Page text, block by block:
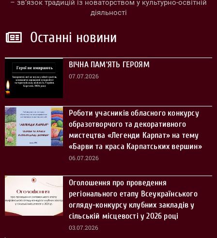
– зв’язок традицій із новаторством у культурно-освітній
діяльності
Останні новини
ВІЧНА ПАМ’ЯТЬ ГЕРОЯМ
07.07.2026
Роботи учасників обласного конкурсу
образотворчого та декоративного
мистецтва «Легенди Карпат» на тему
«Барви та краса Карпатських вершин»
06.07.2026
Оголошення про проведення
регіонального етапу Всеукраїнського
огляду-конкурсу клубних закладів у
сільській місцевості у 2026 році
03.07.2026